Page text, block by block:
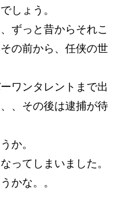
しょう。
ずっと昔からそれこ
の前から、任侠の世
ワンタレントまで出
、その後は逮捕が待
か。
ってしまいました。
かな。。